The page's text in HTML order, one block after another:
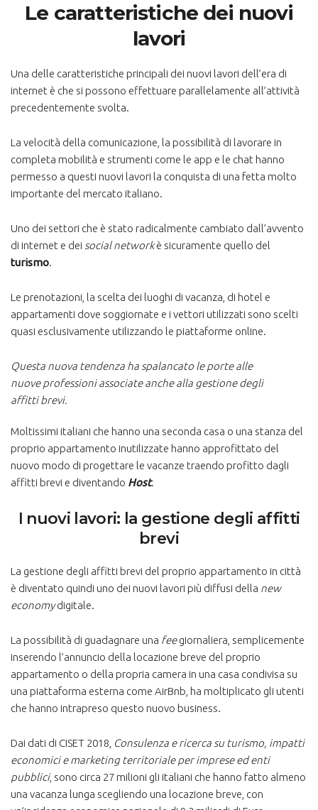
Le caratteristiche dei nuovi
lavori
Una delle caratteristiche principali dei nuovi lavori dell’era di
internet è che si possono effettuare parallelamente all’attività
precedentemente svolta.
La velocità della comunicazione, la possibilità di lavorare in
completa mobilità e strumenti come le app e le chat hanno
permesso a questi nuovi lavori la conquista di una fetta molto
importante del mercato italiano.
Uno dei settori che è stato radicalmente cambiato dall’avvento
di internet e dei social networkè sicuramente quello del
turismo.
Le prenotazioni, la scelta dei luoghi di vacanza, di hotel e
appartamenti dove soggiornate e i vettori utilizzati sono scelti
quasi esclusivamente utilizzando le piattaforme online.
Questa nuova tendenza ha spalancato le porte alle
nuove professioni associate anche alla gestione degli
affitti brevi.
Moltissimi italiani che hanno una seconda casa o una stanza del
proprio appartamento inutilizzate hanno approfittato del
nuovo modo di progettare le vacanze traendo profitto dagli
affitti brevi e diventando Host.
I nuovi lavori: la gestione degli affitti
brevi
La gestione degli affitti brevi del proprio appartamento in città
è diventato quindi uno dei nuovi lavori più diffusi della new
economydigitale.
La possibilità di guadagnare una feegiornaliera, semplicemente
inserendo l’annuncio della locazione breve del proprio
appartamento o della propria camera in una casa condivisa su
una piattaforma esterna come AirBnb, ha moltiplicato gli utenti
che hanno intrapreso questo nuovo business.
Dai dati di CISET 2018, Consulenza e ricerca su turismo, impatti
economici e marketing territoriale per imprese ed enti
pubblici, sono circa 27 milioni gli italiani che hanno fatto almeno
una vacanza lunga scegliendo una locazione breve, con